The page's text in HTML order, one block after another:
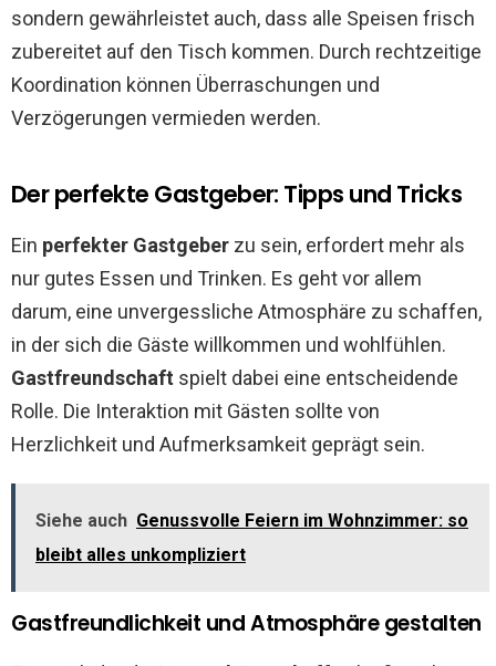
sondern gewährleistet auch, dass alle Speisen frisch
zubereitet auf den Tisch kommen. Durch rechtzeitige
Koordination können Überraschungen und
Verzögerungen vermieden werden.
Der perfekte Gastgeber: Tipps und Tricks
Ein perfekter Gastgeber zu sein, erfordert mehr als
nur gutes Essen und Trinken. Es geht vor allem
darum, eine unvergessliche Atmosphäre zu schaffen,
in der sich die Gäste willkommen und wohlfühlen.
Gastfreundschaft spielt dabei eine entscheidende
Rolle. Die Interaktion mit Gästen sollte von
Herzlichkeit und Aufmerksamkeit geprägt sein.
Siehe auch Genussvolle Feiern im Wohnzimmer: so
bleibt alles unkompliziert
Gastfreundlichkeit und Atmosphäre gestalten